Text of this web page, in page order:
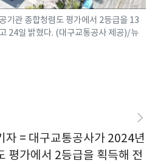
기관 종합청렴도 평가에서 2등급을 13
24일 밝혔다. (대구교통공사 제공)/뉴
자 = 대구교통공사가 2024년
평가에서 2등급을 획득해 전